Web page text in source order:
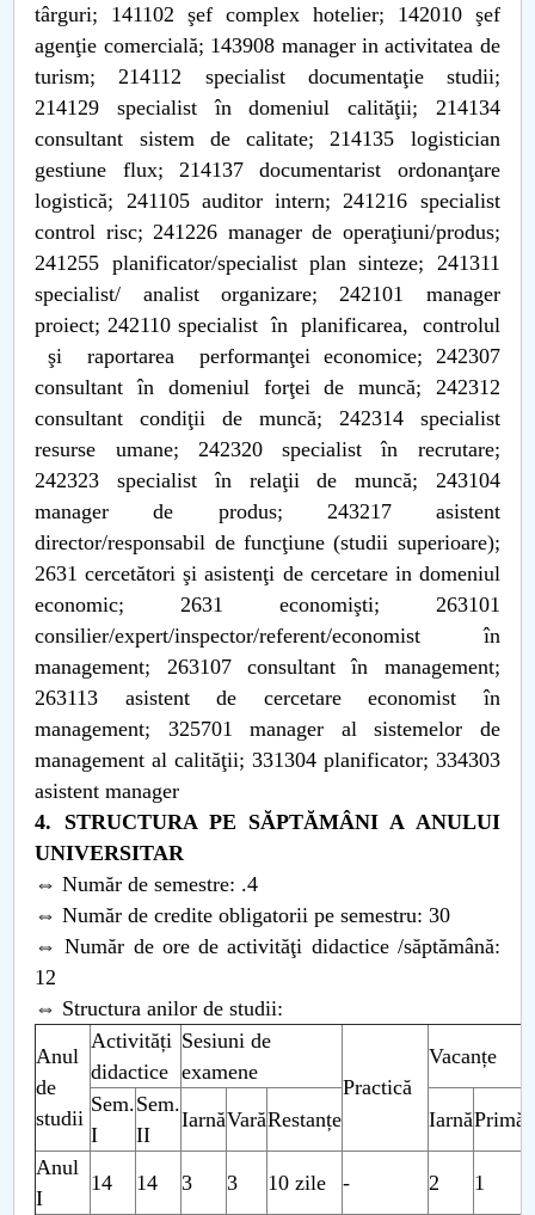
târguri; 141102 şef complex hotelier; 142010 şef
agenţie comercială; 143908 manager in activitatea de
turism; 214112 specialist documentaţie studii;
214129 specialist în domeniul calităţii; 214134
consultant sistem de calitate; 214135 logistician
gestiune flux; 214137 documentarist ordonanţare
logistică; 241105 auditor intern; 241216 specialist
control risc; 241226 manager de operaţiuni/produs;
241255 planificator/specialist plan sinteze; 241311
specialist/ analist organizare; 242101 manager
proiect; 242110 specialist în planificarea, controlul
şi raportarea performanţei economice; 242307
consultant în domeniul forţei de muncă; 242312
consultant condiţii de muncă; 242314 specialist
resurse umane; 242320 specialist în recrutare;
242323 specialist în relaţii de muncă; 243104
manager de produs; 243217 asistent
director/responsabil de funcţiune (studii superioare);
2631 cercetători şi asistenţi de cercetare in domeniul
economic; 2631 economişti; 263101
consilier/expert/inspector/referent/economist în
management; 263107 consultant în management;
263113 asistent de cercetare economist în
management; 325701 manager al sistemelor de
management al calităţii; 331304 planificator; 334303
asistent manager
4. STRUCTURA PE SĂPTĂMÂNI A ANULUI
UNIVERSITAR
⇔ Număr de semestre: .4
⇔ Număr de credite obligatorii pe semestru: 30
⇔ Număr de ore de activităţi didactice /săptămână:
12
⇔ Structura anilor de studii:
Anul
de
studii
Activități
didactice
Sesiuni de
examene
Practică
Vacanțe
Sem.
I
Sem.
II
IarnăVarăRestanțe Iarnă
Anul
I
14 14 3 3 10 zile - 2 1